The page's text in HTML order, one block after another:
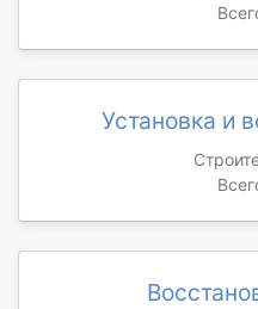
Установка и